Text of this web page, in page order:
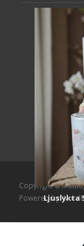
Ljuslykta
Copyright ©
Powered by